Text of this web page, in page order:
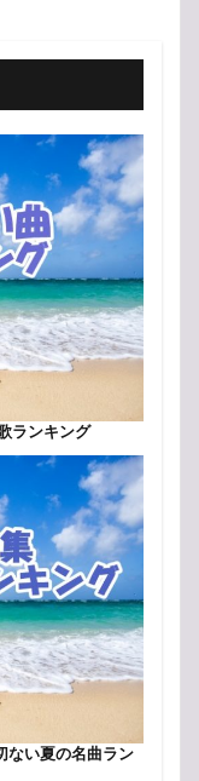
ランキング
ない夏の名曲ラン